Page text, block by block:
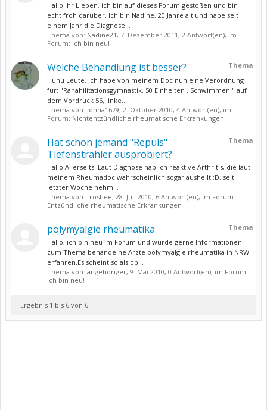
Hallo ihr Lieben, ich bin auf dieses Forum gestoßen und bin
echt froh darüber. Ich bin Nadine, 20 Jahre alt und habe seit
einem Jahr die Diagnose...
Thema von: Nadine21, 7. Dezember 2011, 2 Antwort(en), im
Forum: Ich bin neu!
Thema
Welche Behandlung ist besser?
Huhu Leute, ich habe von meinem Doc nun eine Verordnung
für: "Rahahilitationsgymnastik, 50 Einheiten , Schwimmen " auf
dem Vordruck 56, linke...
Thema von: jonna1679, 2. Oktober 2010, 4 Antwort(en), im
Forum: Nichtentzündliche rheumatische Erkrankungen
Thema
Hat schon jemand "Repuls"
Tiefenstrahler ausprobiert?
Hallo Allerseits! Laut Diagnose hab ich reaktive Arthritis, die laut
meinem Rheumadoc wahrscheinlich sogar ausheilt :D, seit
letzter Woche nehm...
Thema von: froshee, 28. Juli 2010, 6 Antwort(en), im Forum:
Entzündliche rheumatische Erkrankungen
Thema
polymyalgie rheumatika
Hallo, ich bin neu im Forum und würde gerne Informationen
zum Thema behandelne Ärzte polymyalgie rheumatika in NRW
erfahren.Es scheint so als ob...
Thema von: angehöriger, 9. Mai 2010, 0 Antwort(en), im Forum:
Ich bin neu!
Ergebnis 1 bis 6 von 6